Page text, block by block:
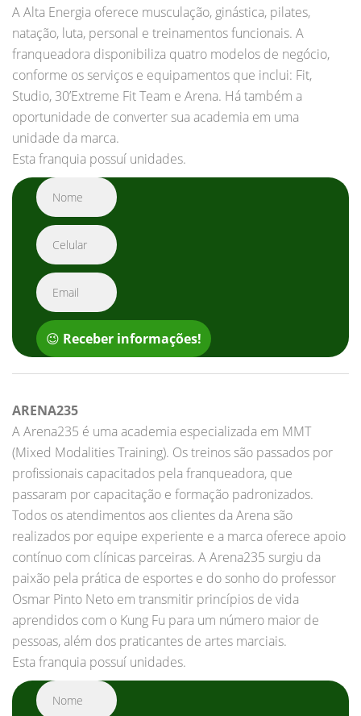
A Alta Energia oferece musculação, ginástica, pilates,
natação, luta, personal e treinamentos funcionais. A
franqueadora disponibiliza quatro modelos de negócio,
conforme os serviços e equipamentos que inclui: Fit,
Studio, 30’Extreme Fit Team e Arena. Há também a
oportunidade de converter sua academia em uma
unidade da marca.
Esta franquia possuí unidades.
😉 Receber informações!
ARENA235
A Arena235 é uma academia especializada em MMT
(Mixed Modalities Training). Os treinos são passados por
profissionais capacitados pela franqueadora, que
passaram por capacitação e formação padronizados.
Todos os atendimentos aos clientes da Arena são
realizados por equipe experiente e a marca oferece apoio
contínuo com clínicas parceiras. A Arena235 surgiu da
paixão pela prática de esportes e do sonho do professor
Osmar Pinto Neto em transmitir princípios de vida
aprendidos com o Kung Fu para um número maior de
pessoas, além dos praticantes de artes marciais.
Esta franquia possuí unidades.